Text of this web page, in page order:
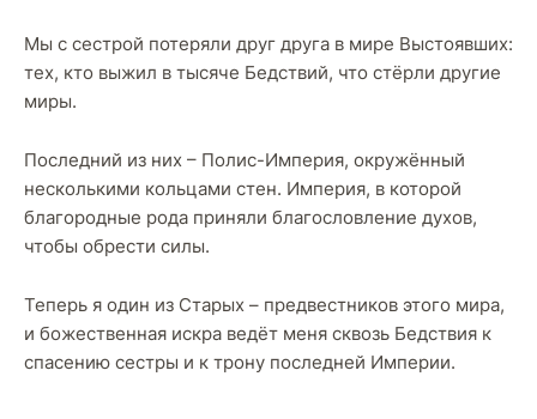
Мы с сестрой потеряли друг друга в мире Выстоявших:
тех, кто выжил в тысяче Бедствий, что стёрли другие
миры.
Последний из них – Полис-Империя, окружённый
несколькими кольцами стен. Империя, в которой
благородные рода приняли благословление духов,
чтобы обрести силы.
Теперь я один из Старых – предвестников этого мира,
и божественная искра ведёт меня сквозь Бедствия к
спасению сестры и к трону последней Империи.